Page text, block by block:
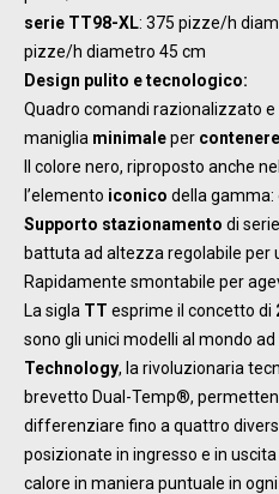
serie TT98-XL: 375 pizze/h
pizze/h diametro 45 cm
Design pulito e tecnologico:
Quadro comandi razionalizzato e
maniglia minimaleper
Il colore nero, riproposto anche nel
l’elemento iconico della gamma:
Supporto stazionamento di
battuta ad altezza regolabile per
Rapidamente smontabile per
La sigla TT esprime il concetto di
sono gli unici modelli al mondo ad
Technology, la rivoluzionaria
brevetto Dual-Temp®,
differenziare fino a quattro
posizionate in ingresso e in
calore in maniera puntuale in